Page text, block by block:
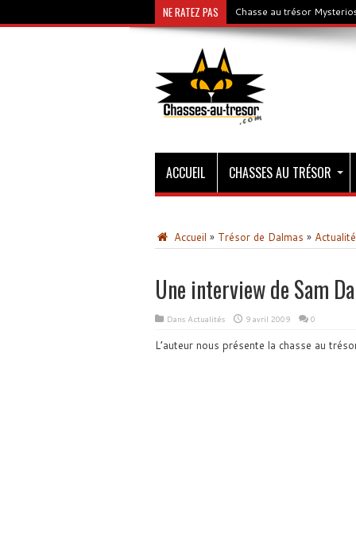
NE RATEZ PAS Chasse au trésor
ACCUEIL CHASSES AU TRÉSOR
Accueil » Trésor de Dalmas »
Une interview de Sam
Dans Actualités 9 avril 2009 0
L’auteur nous présente la chasse au